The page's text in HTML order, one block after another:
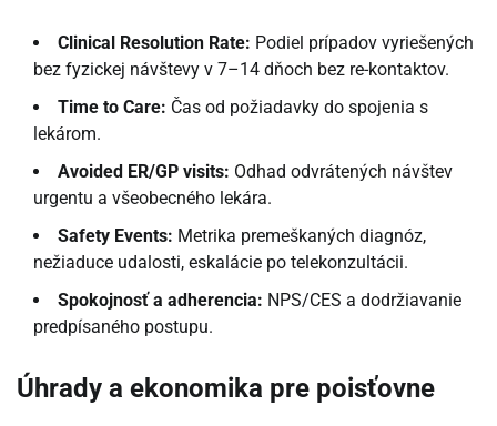
Clinical Resolution Rate: Podiel prípadov vyriešených
bez fyzickej návštevy v 7–14 dňoch bez re-kontaktov.
Time to Care: Čas od požiadavky do spojenia s
lekárom.
Avoided ER/GP visits: Odhad odvrátených návštev
urgentu a všeobecného lekára.
Safety Events: Metrika premeškaných diagnóz,
nežiaduce udalosti, eskalácie po telekonzultácii.
Spokojnosť a adherencia: NPS/CES a dodržiavanie
predpísaného postupu.
Úhrady a ekonomika pre poisťovne